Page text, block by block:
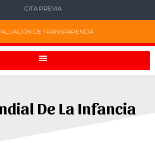
CITA PREVIA
DE TRANSPARENCIA
De La Infancia